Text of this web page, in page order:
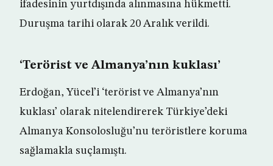
ifadesinin yurtdışında alınmasına hükmetti.
Duruşma tarihi olarak 20 Aralık verildi.
‘Terörist ve Almanya’nın kuklası’
Erdoğan, Yücel’i ‘terörist ve Almanya’nın
kuklası’ olarak nitelendirerek Türkiye’deki
Almanya Konsolosluğu’nu teröristlere koruma
sağlamakla suçlamıştı.